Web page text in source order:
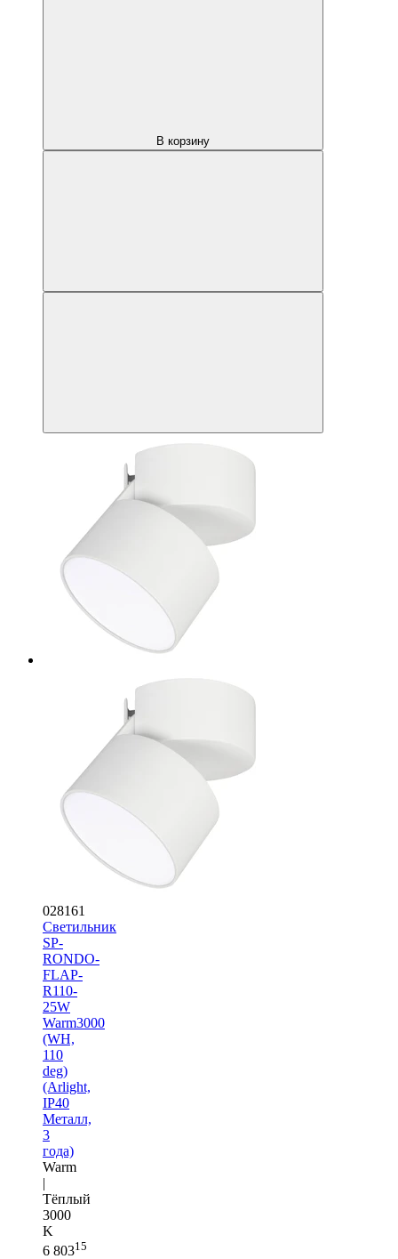
В корзину
028161
Светильник
SP-
RONDO-
FLAP-
R110-
25W
Warm3000
(WH,
110
deg)
(Arlight,
IP40
Металл,
3
года)
Warm
|
Тёплый
3000
K
6 80315